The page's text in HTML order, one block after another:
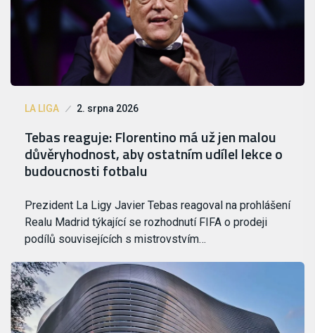
LA LIGA 2. srpna 2026
Tebas reaguje: Florentino má už jen malou
důvěryhodnost, aby ostatním udílel lekce o
budoucnosti fotbalu
Prezident La Ligy Javier Tebas reagoval na prohlášení
Realu Madrid týkající se rozhodnutí FIFA o prodeji
podílů souvisejících s mistrovstvím…